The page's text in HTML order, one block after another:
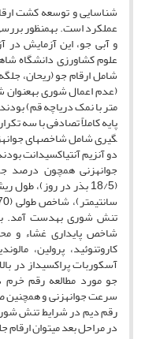
شناسایی و توسعه کشت
عملکرد است. به­منظور
و آبی جو، این آزمایش در
شامل ارقام جو (ریحان،
متر با نمک دریاچه قم)
گیری شامل شاخص­های
دو آنزیم آنتی­اکسیدانت
تنش شوری به­دست آمد.
شاخص پایداری غشاء و
کاروتنوئید، پرولین،
آسکوربات پراکسیداز در
جو مورد مطالعه رقم
سرعت جوانه­زنی و هم­چنین
رقم دیم در شرایط تنش
در مراحل بعد می­توان ارقام